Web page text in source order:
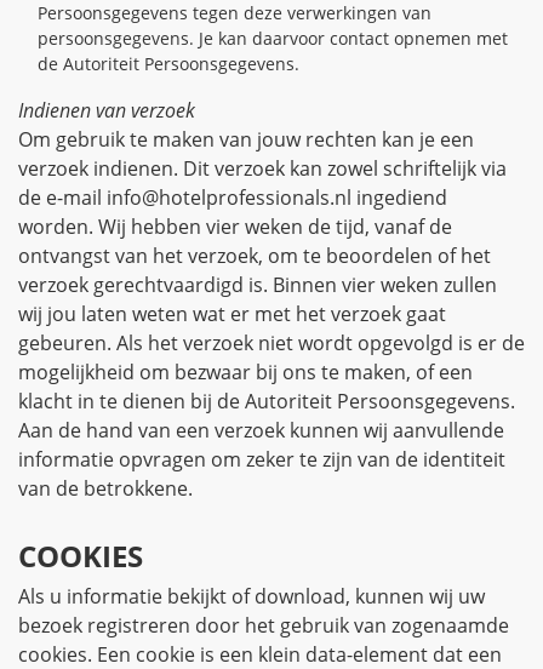
Persoonsgegevens tegen deze verwerkingen van
persoonsgegevens. Je kan daarvoor contact opnemen met
de Autoriteit Persoonsgegevens.
Indienen van verzoek
Om gebruik te maken van jouw rechten kan je een
verzoek indienen. Dit verzoek kan zowel schriftelijk via
de e-mail info@hotelprofessionals.nl ingediend
worden. Wij hebben vier weken de tijd, vanaf de
ontvangst van het verzoek, om te beoordelen of het
verzoek gerechtvaardigd is. Binnen vier weken zullen
wij jou laten weten wat er met het verzoek gaat
gebeuren. Als het verzoek niet wordt opgevolgd is er de
mogelijkheid om bezwaar bij ons te maken, of een
klacht in te dienen bij de Autoriteit Persoonsgegevens.
Aan de hand van een verzoek kunnen wij aanvullende
informatie opvragen om zeker te zijn van de identiteit
van de betrokkene.
COOKIES
Als u informatie bekijkt of download, kunnen wij uw
bezoek registreren door het gebruik van zogenaamde
cookies. Een cookie is een klein data-element dat een